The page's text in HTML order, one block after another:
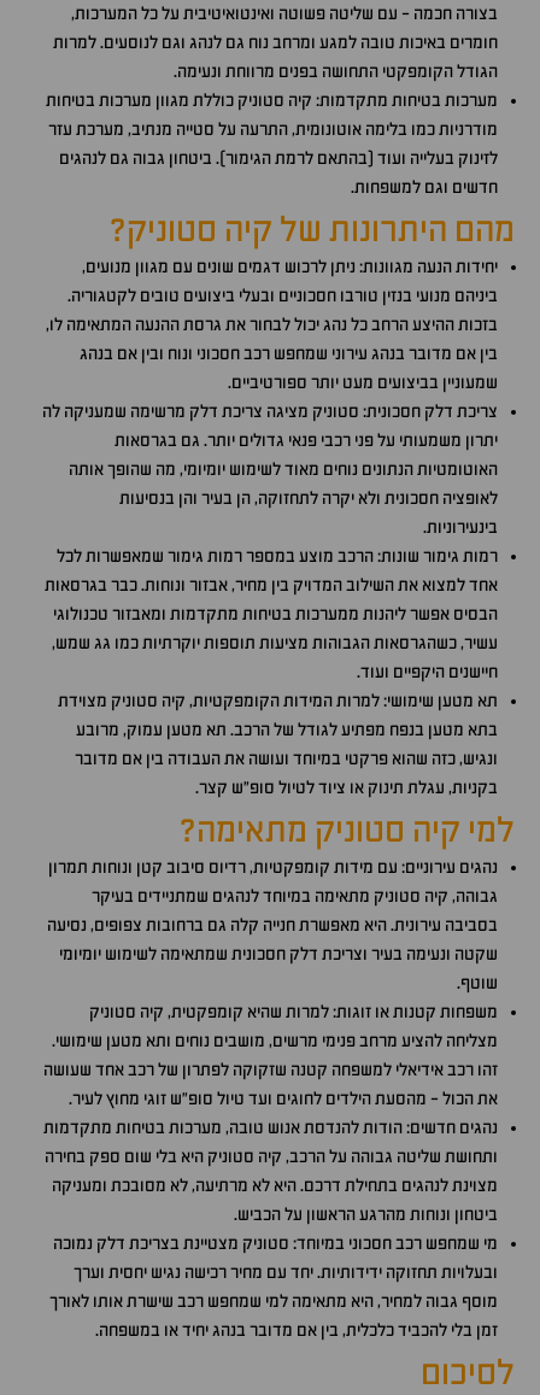
בצורה חכמה - עם שליטה פשוטה ואינטואיטיבית על כל המערכות,
חומרים באיכות טובה למגע ומרחב נוח גם לנהג וגם לנוסעים. למרות
הגודל הקומפקטי התחושה בפנים מרווחת ונעימה.
מערכות בטיחות מתקדמות: קיה סטוניק כוללת מגוון מערכות בטיחות
מודרניות כמו בלימה אוטונומית, התרעה על סטייה מנתיב, מערכת עזר
לזינוק בעלייה ועוד (בהתאם לרמת הגימור). ביטחון גבוה גם לנהגים
חדשים וגם למשפחות.
מהם היתרונות של קיה סטוניק?
יחידות הנעה מגוונות: ניתן לרכוש דגמים שונים עם מגוון מנועים,
ביניהם מנועי בנזין טורבו חסכוניים ובעלי ביצועים טובים לקטגוריה.
בזכות ההיצע הרחב כל נהג יכול לבחור את גרסת ההנעה המתאימה לו,
בין אם מדובר בנהג עירוני שמחפש רכב חסכוני ונוח ובין אם בנהג
שמעוניין בביצועים מעט יותר ספורטיביים.
צריכת דלק חסכונית: סטוניק מציגה צריכת דלק מרשימה שמעניקה לה
יתרון משמעותי על פני רכבי פנאי גדולים יותר. גם בגרסאות
האוטומטיות הנתונים נוחים מאוד לשימוש יומיומי, מה שהופך אותה
לאופציה חסכונית ולא יקרה לתחזוקה, הן בעיר והן בנסיעות
בינעירוניות.
רמות גימור שונות: הרכב מוצע במספר רמות גימור שמאפשרות לכל
אחד למצוא את השילוב המדויק בין מחיר, אבזור ונוחות. כבר בגרסאות
הבסיס אפשר ליהנות ממערכות בטיחות מתקדמות ומאבזור טכנולוגי
עשיר, כשהגרסאות הגבוהות מציעות תוספות יוקרתיות כמו גג שמש,
חיישנים היקפיים ועוד.
תא מטען שימושי: למרות המידות הקומפקטיות, קיה סטוניק מצוידת
בתא מטען בנפח מפתיע לגודל של הרכב. תא מטען עמוק, מרובע
ונגיש, כזה שהוא פרקטי במיוחד ועושה את העבודה בין אם מדובר
בקניות, עגלת תינוק או ציוד לטיול סופ"ש קצר.
למי קיה סטוניק מתאימה?
נהגים עירוניים: עם מידות קומפקטיות, רדיוס סיבוב קטן ונוחות תמרון
גבוהה, קיה סטוניק מתאימה במיוחד לנהגים שמתניידים בעיקר
בסביבה עירונית. היא מאפשרת חנייה קלה גם ברחובות צפופים, נסיעה
שקטה ונעימה בעיר וצריכת דלק חסכונית שמתאימה לשימוש יומיומי
שוטף.
משפחות קטנות או זוגות: למרות שהיא קומפקטית, קיה סטוניק
מצליחה להציע מרחב פנימי מרשים, מושבים נוחים ותא מטען שימושי.
זהו רכב אידיאלי למשפחה קטנה שזקוקה לפתרון של רכב אחד שעושה
את הכול - מהסעת הילדים לחוגים ועד טיול סופ"ש זוגי מחוץ לעיר.
נהגים חדשים: הודות להנדסת אנוש טובה, מערכות בטיחות מתקדמות
ותחושת שליטה גבוהה על הרכב, קיה סטוניק היא בלי שום ספק בחירה
מצוינת לנהגים בתחילת דרכם. היא לא מרתיעה, לא מסובכת ומעניקה
ביטחון ונוחות מהרגע הראשון על הכביש.
מי שמחפש רכב חסכוני במיוחד: סטוניק מצטיינת בצריכת דלק נמוכה
ובעלויות תחזוקה ידידותיות. יחד עם מחיר רכישה נגיש יחסית וערך
מוסף גבוה למחיר, היא מתאימה למי שמחפש רכב שישרת אותו לאורך
זמן בלי להכביד כלכלית, בין אם מדובר בנהג יחיד או במשפחה.
לסיכום